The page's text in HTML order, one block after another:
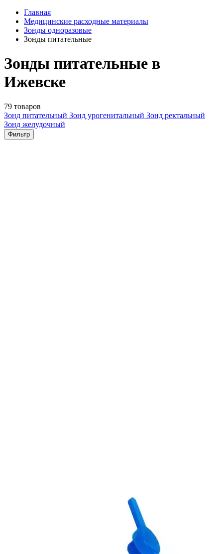
Главная
Медицинские расходные материалы
Зонды одноразовые
Зонды питательные
Зонды питательные в
Ижевске
79 товаров
Зонд питательный Зонд урогенитальный Зонд ректальный
Зонд желудочный
Фильтр